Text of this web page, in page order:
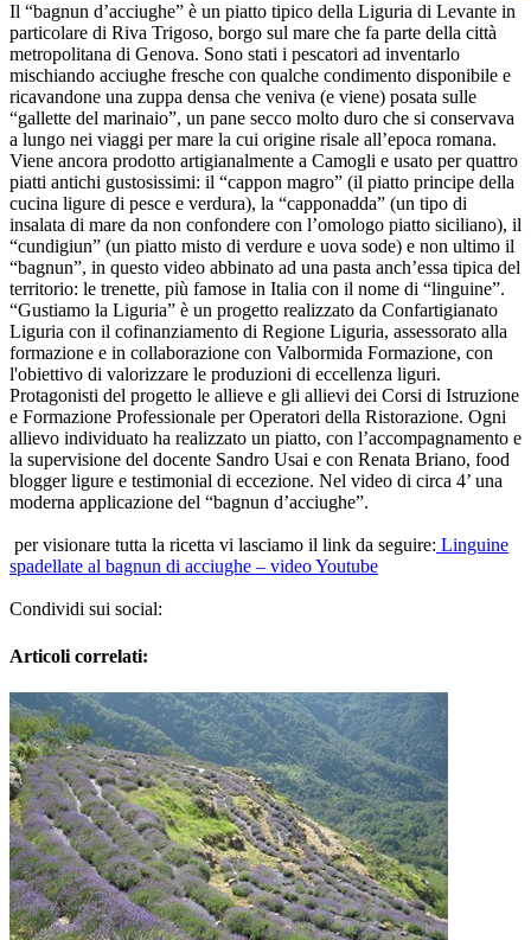
Il “bagnun d’acciughe” è un piatto tipico della Liguria di Levante in
particolare di Riva Trigoso, borgo sul mare che fa parte della città
metropolitana di Genova. Sono stati i pescatori ad inventarlo
mischiando acciughe fresche con qualche condimento disponibile e
ricavandone una zuppa densa che veniva (e viene) posata sulle
“gallette del marinaio”, un pane secco molto duro che si conservava
a lungo nei viaggi per mare la cui origine risale all’epoca romana.
Viene ancora prodotto artigianalmente a Camogli e usato per quattro
piatti antichi gustosissimi: il “cappon magro” (il piatto principe della
cucina ligure di pesce e verdura), la “capponadda” (un tipo di
insalata di mare da non confondere con l’omologo piatto siciliano), il
“cundigiun” (un piatto misto di verdure e uova sode) e non ultimo il
“bagnun”, in questo video abbinato ad una pasta anch’essa tipica del
territorio: le trenette, più famose in Italia con il nome di “linguine”.
“Gustiamo la Liguria” è un progetto realizzato da Confartigianato
Liguria con il cofinanziamento di Regione Liguria, assessorato alla
formazione e in collaborazione con Valbormida Formazione, con
l'obiettivo di valorizzare le produzioni di eccellenza liguri.
Protagonisti del progetto le allieve e gli allievi dei Corsi di Istruzione
e Formazione Professionale per Operatori della Ristorazione. Ogni
allievo individuato ha realizzato un piatto, con l’accompagnamento e
la supervisione del docente Sandro Usai e con Renata Briano, food
blogger ligure e testimonial di eccezione. Nel video di circa 4’ una
moderna applicazione del “bagnun d’acciughe”.
per visionare tutta la ricetta vi lasciamo il link da seguire: Linguine
spadellate al bagnun di acciughe – video Youtube
Condividi sui social:
Articoli correlati: